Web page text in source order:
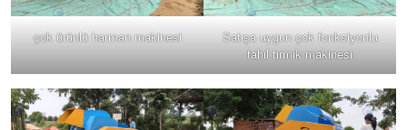
çok ürünlü harman makinesi
Satışa uygun çok fonksiyonlu
tahıl tırmık makinesi